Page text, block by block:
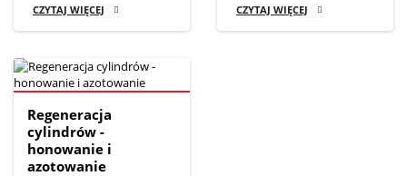
CZYTAJ WIĘCEJ CZYTAJ WIĘCEJ
Regeneracja
cylindrów -
honowanie i
azotowanie